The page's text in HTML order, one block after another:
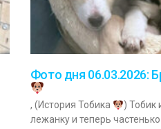
Фото дня 06.03.2026:
, (История Тобика
) Тобик
лежанку и теперь